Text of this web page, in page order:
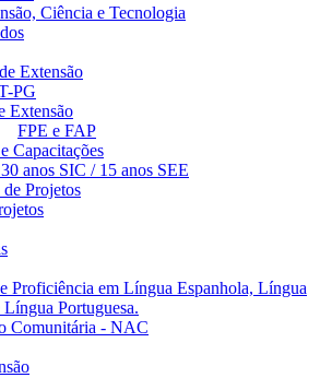
Ciência e Tecnologia
Extensão
PG
Extensão
FPE e FAP
Capacitações
anos SIC / 15 anos SEE
Projetos
Proficiência em Língua Espanhola, Língua
Língua Portuguesa.
Comunitária - NAC